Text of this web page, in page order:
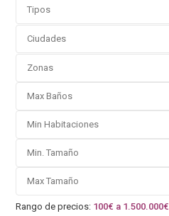
Tipos
Ciudades
Zonas
Rango de precios: 100€ a 1.500.000€